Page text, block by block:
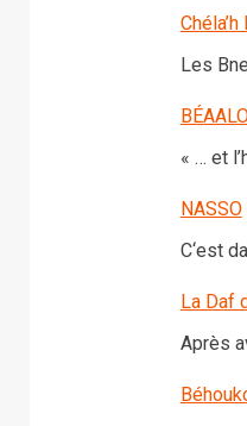
Les
« … et
NASSO
C‘est
La Daf
Après